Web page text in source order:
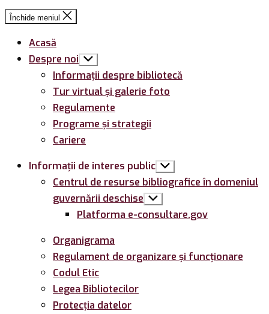
Închide meniul
Acasă
Despre noi Arată
submeniul
Informații despre bibliotecă
Tur virtual și galerie foto
Regulamente
Programe și strategii
Cariere
Informații de interes public Arată
submeniul
Centrul de resurse bibliografice în domeniul
guvernării deschise Arată
submeniul
Platforma e-consultare.gov
Organigrama
Regulament de organizare și funcționare
Codul Etic
Legea Bibliotecilor
Protecția datelor